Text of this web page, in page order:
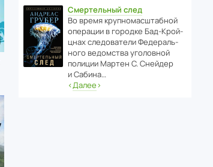
Смертельный след
Во время круп­но­мас­ш­та­бной
операции в городке Бад‑Крой­
цнах следо­ва­тели Феде­раль­
ного ведомства уголо­вной
полиции Мартен С. Снейдер
и Сабина…
‹Далее›